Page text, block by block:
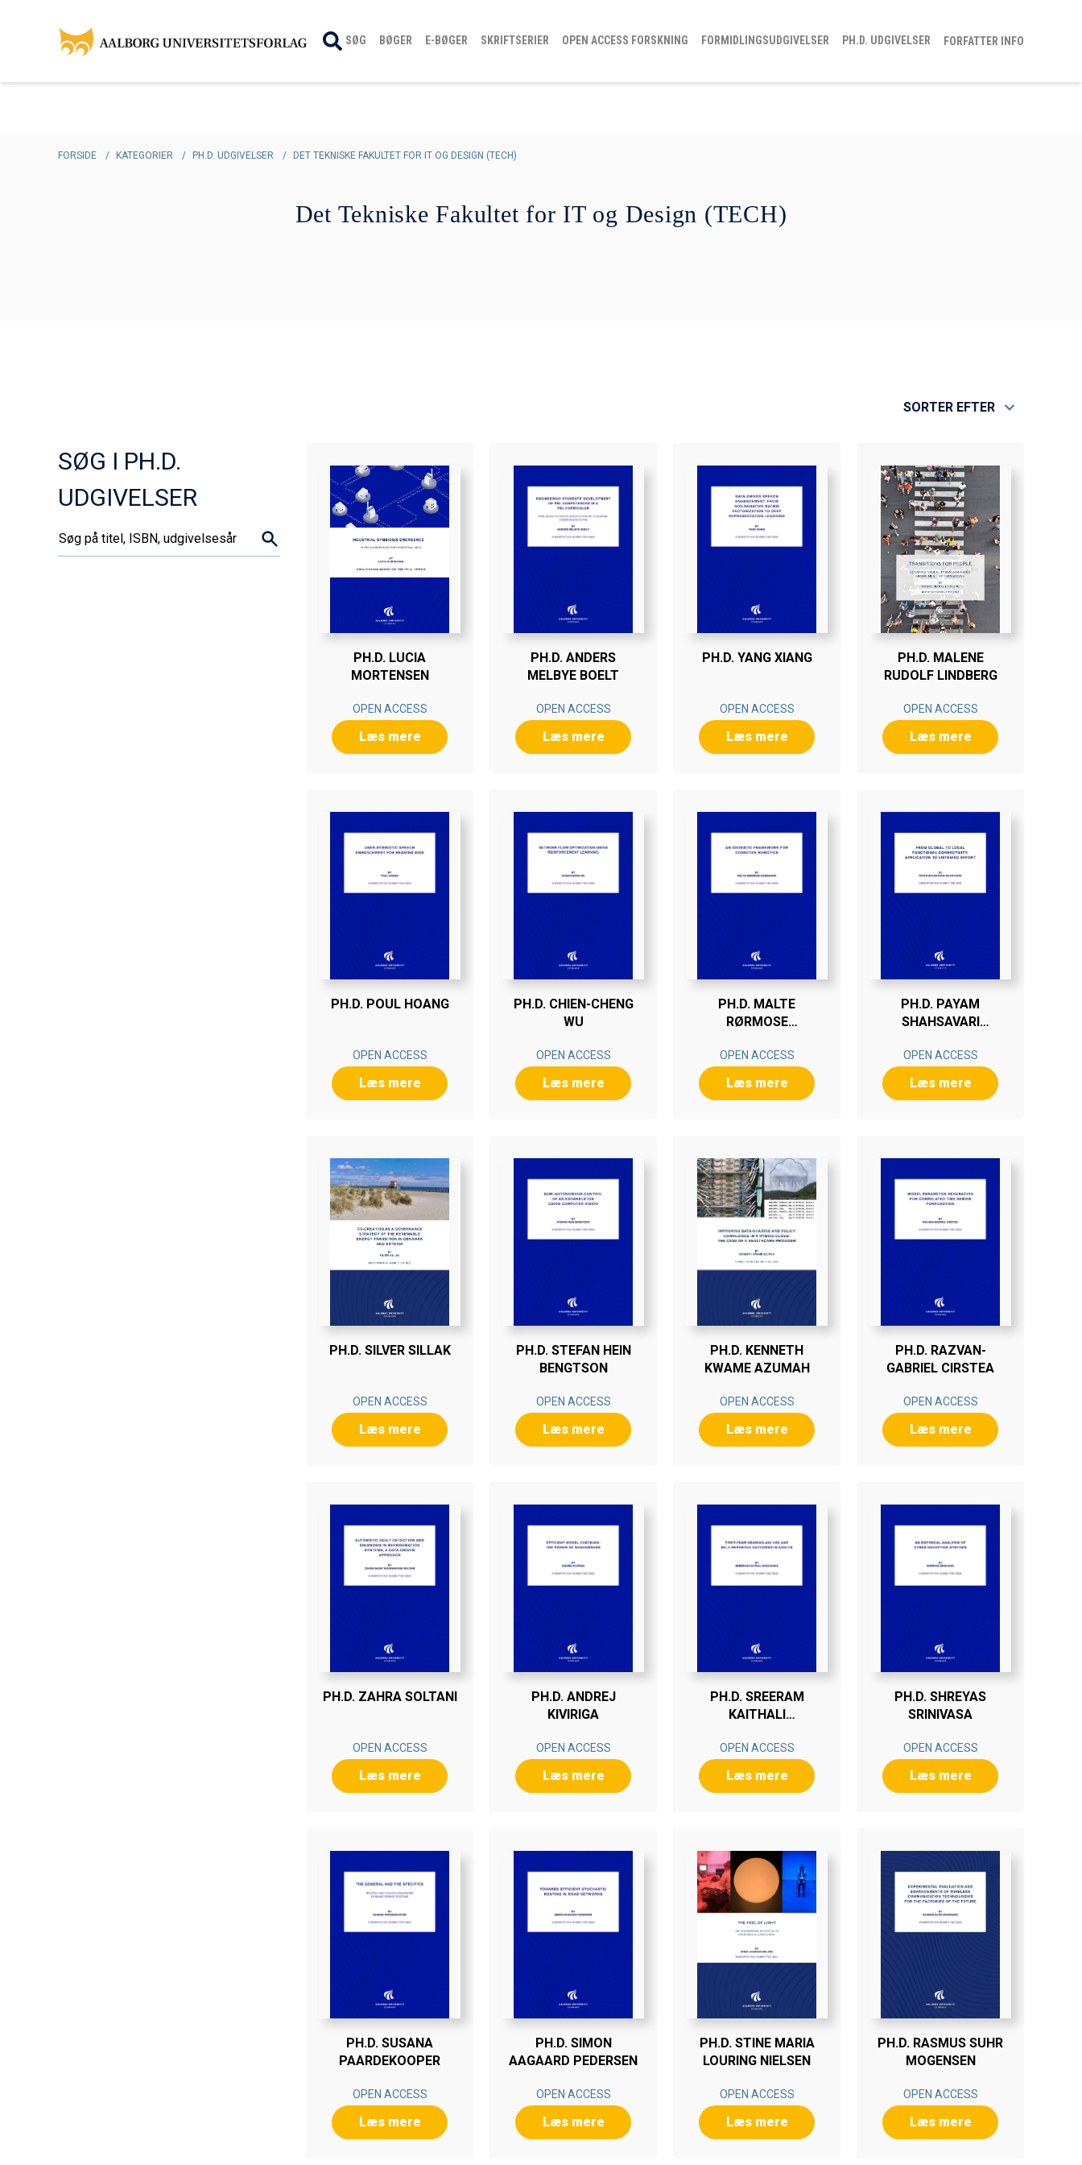
SØG BØGER E-BØGER SKRIFTSERIER OPEN ACCESS FORSKNING FORMIDLINGSUDGIVELSER PH.D. UDGIVELSER FORFATTER INFO
FORSIDE / KATEGORIER / PH.D. UDGIVELSER / DET TEKNISKE FAKULTET FOR IT OG DESIGN (TECH)
Det Tekniske Fakultet for IT og Design (TECH)
SORTER EFTER
SØG I PH.D.
UDGIVELSER
Søg..
PH.D. LUCIA
MORTENSEN
OPEN ACCESS
Læs mere
PH.D. ANDERS
MELBYE BOELT
OPEN ACCESS
Læs mere
PH.D. YANG XIANG
OPEN ACCESS
Læs mere
PH.D. MALENE
RUDOLF LINDBERG
OPEN ACCESS
Læs mere
PH.D. POUL HOANG
OPEN ACCESS
Læs mere
PH.D. CHIEN-CHENG
WU
OPEN ACCESS
Læs mere
PH.D. MALTE
RØRMOSE
OPEN ACCESS
Læs mere
PH.D. PAYAM
SHAHSAVARI
OPEN ACCESS
Læs mere
PH.D. SILVER SILLAK
OPEN ACCESS
Læs mere
PH.D. STEFAN HEIN
BENGTSON
OPEN ACCESS
Læs mere
PH.D. KENNETH
KWAME AZUMAH
OPEN ACCESS
Læs mere
PH.D. RAZVAN-
GABRIEL CIRSTEA
OPEN ACCESS
Læs mere
PH.D. ZAHRA SOLTANI
OPEN ACCESS
Læs mere
PH.D. ANDREJ
KIVIRIGA
OPEN ACCESS
Læs mere
PH.D. SREERAM
KAITHALI
OPEN ACCESS
Læs mere
PH.D. SHREYAS
SRINIVASA
OPEN ACCESS
Læs mere
PH.D. SUSANA
PAARDEKOOPER
OPEN ACCESS
Læs mere
PH.D. SIMON
AAGAARD PEDERSEN
OPEN ACCESS
Læs mere
PH.D. STINE MARIA
LOURING NIELSEN
OPEN ACCESS
Læs mere
PH.D. RASMUS SUHR
MOGENSEN
OPEN ACCESS
Læs mere